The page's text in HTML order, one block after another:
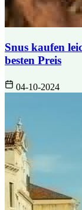
Snus kaufen
besten Preis
04-10-2024